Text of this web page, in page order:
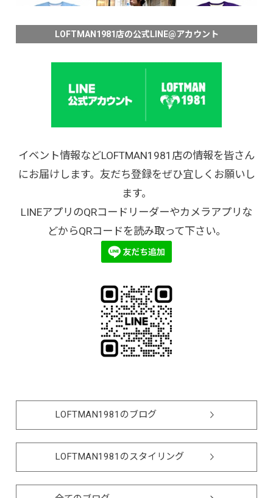
LOFTMAN1981店の公式LINE@アカウント
イベント情報などLOFTMAN1981店の情報を皆さん
にお届けします。友だち登録をぜひ宜しくお願いし
ます。
LINEアプリのQRコードリーダーやカメラアプリな
どからQRコードを読み取って下さい。
LOFTMAN1981のブログ
LOFTMAN1981のスタイリング